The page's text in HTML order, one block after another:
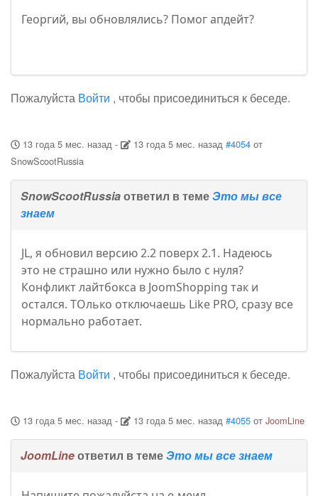
Георгий, вы обновлялись? Помог апдейт?
Пожалуйста Войти , чтобы присоединиться к беседе.
13 года 5 мес. назад- 13 года 5 мес. назад #4054 от
SnowScootRussia
SnowScootRussiaответил в темеЭто мы все
знаем
JL, я обновил версию 2.2 поверх 2.1. Надеюсь
это не страшно или нужно было с нуля?
Конфликт лайтбокса в JoomShopping так и
остался. ТОлько отключаешь Like PRO, сразу все
нормально работает.
Пожалуйста Войти , чтобы присоединиться к беседе.
13 года 5 мес. назад- 13 года 5 мес. назад #4055 отJoomLine
JoomLineответил в темеЭто мы все знаем